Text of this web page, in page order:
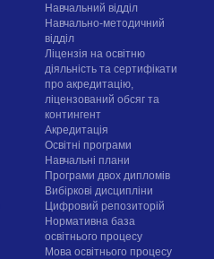
Навчальний відділ
Навчально-методичний
відділ
Ліцензія на освітню
діяльність та сертифікати
про акредитацію,
ліцензований обсяг та
контингент
Акредитація
Освітні програми
Навчальні плани
Програми двох дипломів
Вибіркові дисципліни
Цифровий репозиторій
Нормативна база
освітнього процесу
Мова освітнього процесу